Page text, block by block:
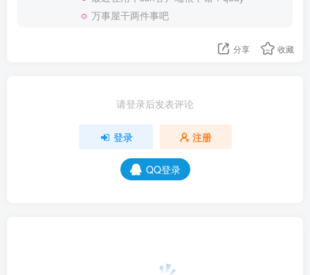
万事屋干两件事吧
分享 收藏
请登录后发表评论
登录 注册
QQ登录